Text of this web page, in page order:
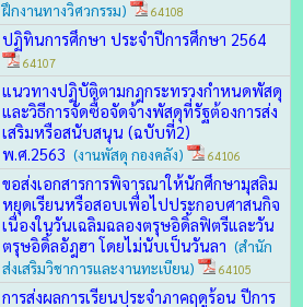
ฝึกงานทางวิศวกรรม)
64108
ปฏิทินการศึกษา ประจำปีการศึกษา 2564
64107
แนวทางปฏิบัติตามกฎกระทรวงกำหนดพัสดุ
และวิธีการจัดซื้อจัดจ้างพัสดุที่รัฐต้องการส่ง
เสริมหรือสนับสนุน (ฉบับที่2)
พ.ศ.2563 (งานพัสดุ กองคลัง) 64106
ขอส่งเอกสารการพิจารณาให้นักศึกษามุสลิม
หยุดเรียนหรือสอบเพื่อไปประกอบศาสนกิจ
เนื่องในวันเฉลิมฉลองตรุษอิดิ้ลฟิตรีและวัน
ตรุษอิดิ้ลอัฎฮา โดยไม่นับเป็นวันลา (สำนัก
ส่งเสริมวิชาการและงานทะเบียน)
64105
การส่งผลการเรียนประจำภาคฤดูร้อน ปีการ